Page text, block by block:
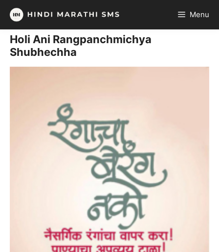
Skip
content
Menu
Holi Ani Rangpanchmichya
Shubhechha